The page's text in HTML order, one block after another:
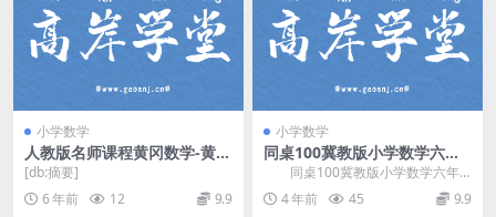
小学数学
人教版名师课程黄冈数学-黄冈
版小学数学（1-6年级全套视
频课堂教学）百度网盘分享
[db:摘要]
6 年前
12 9.9
小学数学
同桌100冀教版小学数学六年
级下册 百度网盘分享
同桌100冀教版小学数学六年
级下册，百度网盘分享小学冀教版
数学课程4.59G...
4 年前 45 9.9